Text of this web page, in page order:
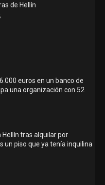
de Hellín
euros en un banco de
una organización con 52
Hellín tras alquilar por
un piso que ya tenía inquilina